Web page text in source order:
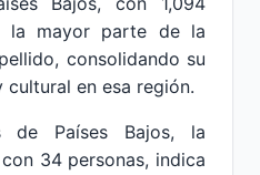
la mayor parte de la
consolidando su
en esa región.
de Países Bajos, la
34 personas, indica